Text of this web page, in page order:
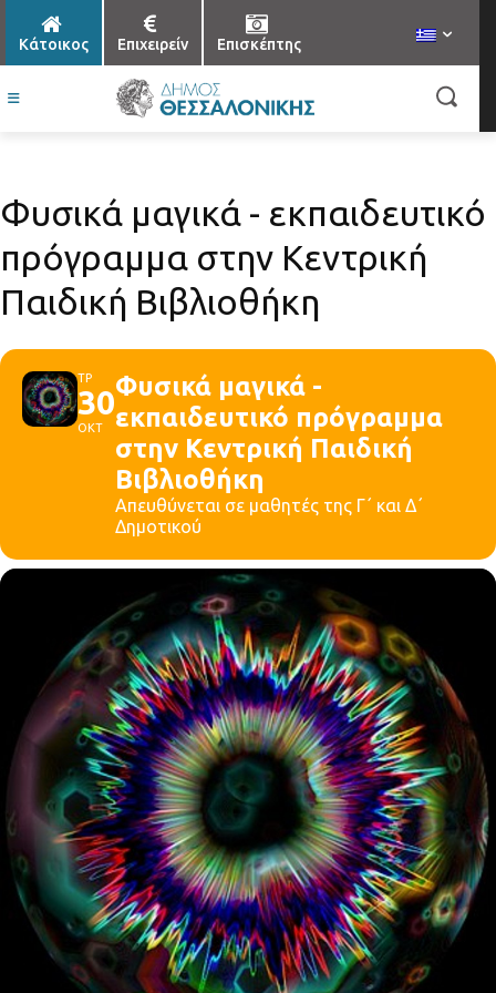
Κάτοικος Επιχειρείν Επισκέπτης
Φυσικά μαγικά - εκπαιδευτικό
πρόγραμμα στην Κεντρική
Παιδική Βιβλιοθήκη
ΤΡ
30
ΟΚΤ
Φυσικά μαγικά -
εκπαιδευτικό πρόγραμμα
στην Κεντρική Παιδική
Βιβλιοθήκη
Απευθύνεται σε μαθητές της Γ΄ και Δ΄
Δημοτικού